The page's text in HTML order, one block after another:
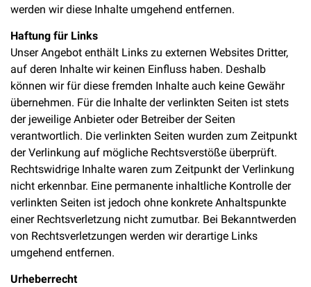
werden wir diese Inhalte umgehend entfernen.
Haftung für Links
Unser Angebot enthält Links zu externen Websites Dritter,
auf deren Inhalte wir keinen Einfluss haben. Deshalb
können wir für diese fremden Inhalte auch keine Gewähr
übernehmen. Für die Inhalte der verlinkten Seiten ist stets
der jeweilige Anbieter oder Betreiber der Seiten
verantwortlich. Die verlinkten Seiten wurden zum Zeitpunkt
der Verlinkung auf mögliche Rechtsverstöße überprüft.
Rechtswidrige Inhalte waren zum Zeitpunkt der Verlinkung
nicht erkennbar. Eine permanente inhaltliche Kontrolle der
verlinkten Seiten ist jedoch ohne konkrete Anhaltspunkte
einer Rechtsverletzung nicht zumutbar. Bei Bekanntwerden
von Rechtsverletzungen werden wir derartige Links
umgehend entfernen.
Urheberrecht